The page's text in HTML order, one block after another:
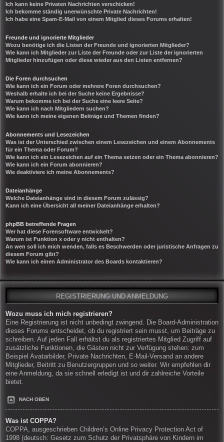
Ich kann keine Privaten Nachrichten verschicken!
Ich bekomme ständig unerwünschte Private Nachrichten!
Ich habe eine Spam-E-Mail von einem Mitglied dieses Forums erhalten!
Freunde und ignorierte Mitglieder
Wozu benötige ich die Listen der Freunde und ignorierten Mitglieder?
Wie kann ich Mitglieder zur Liste der Freunde oder zur Liste der ignorierten
Mitglieder hinzufügen oder diese wieder aus den Listen entfernen?
Die Foren durchsuchen
Wie kann ich ein Forum oder mehrere Foren durchsuchen?
Weshalb erhalte ich bei der Suche keine Ergebnisse?
Warum bekomme ich bei der Suche eine leere Seite?
Wie kann ich nach Mitgliedern suchen?
Wie kann ich meine eigenen Beiträge und Themen finden?
Abonnements und Lesezeichen
Was ist der Unterschied zwischen einem Lesezeichen und einem Abonnements
für ein Thema oder Forum?
Wie kann ich ein Lesezeichen auf ein Thema setzen oder ein Thema abonnieren?
Wie kann ich ein Forum abonnieren?
Wie deaktiviere ich meine Abonnements?
Dateianhänge
Welche Dateianhänge sind in diesem Forum zulässig?
Kann ich eine Übersicht all meiner Dateianhänge erhalten?
phpBB betreffende Fragen
Wer hat diese Forensoftware entwickelt?
Warum ist Funktion x oder y nicht enthalten?
An wen soll ich mich wenden, falls es Beschwerden oder juristische Anfragen zu
diesem Forum gibt?
Wie kann ich einen Administrator des Boards kontaktieren?
REGISTRIERUNG UND ANMELDUNG
Wozu muss ich mich registrieren?
Eine Registrierung ist nicht unbedingt zwingend. Die Board-Administration
dieses Forums entscheidet, ob du registriert sein musst, um Beiträge zu
schreiben. Auf jeden Fall erhältst du als registriertes Mitglied Zugriff auf
zusätzliche Funktionen, die Gästen nicht zur Verfügung stehen: zum
Beispiel Avatarbilder, Private Nachrichten, E-Mail-Versand an andere
Mitglieder, Beitritt zu Benutzergruppen und so weiter. Wir empfehlen dir
eine Anmeldung, da sie schnell erledigt ist und dir zahlreiche Vorteile
bietet.
NACH OBEN
Was ist COPPA?
COPPA, ausgeschrieben Children’s Online Privacy Protection Act of
1998 (deutsch: Gesetz zum Schutz der Privatsphäre von Kindern im